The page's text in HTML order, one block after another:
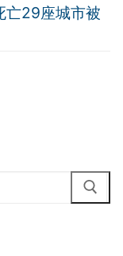
亡29座城市被